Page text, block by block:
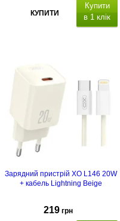
КУПИТИ
Купити
в 1 клік
Зарядний пристрій XO L146 20W
+ кабель Lightning Beige
219 грн